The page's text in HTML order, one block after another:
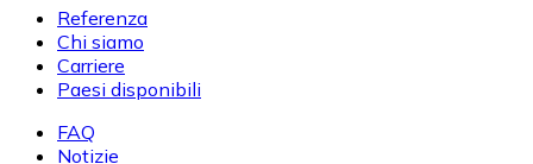
Referenza
Chi siamo
Carriere
Paesi disponibili
FAQ
Notizie